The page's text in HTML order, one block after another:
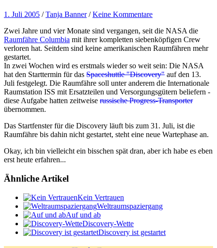
1. Juli 2005 /Tanja Banner /Keine Kommentare
Zwei Jahre und vier Monate sind vergangen, seit die NASA die
Raumfähre Columbia mit ihrer kompletten siebenköpfigen Crew
verloren hat. Seitdem sind keine amerikanischen Raumfähren mehr
gestartet.
In zwei Wochen wird es erstmals wieder so weit sein: Die NASA
hat den Starttermin für das Spaceshuttle "Discovery" auf den 13.
Juli festgelegt. Die Raumfähre soll unter anderem die Internationale
Raumstation ISS mit Ersatzteilen und Versorgungsgütern beliefern -
diese Aufgabe hatten zeitweise russische Progress-Transporter
übernommen.
Das Startfenster für die Discovery läuft bis zum 31. Juli, ist die
Raumfähre bis dahin nicht gestartet, steht eine neue Wartephase an.
Okay, ich bin vielleicht ein bisschen spät dran, aber ich habe es eben
erst heute erfahren...
Ähnliche Artikel
Kein Vertrauen
Weltraumspaziergang
Auf und ab
Discovery-Wette
Discovery ist gestartet